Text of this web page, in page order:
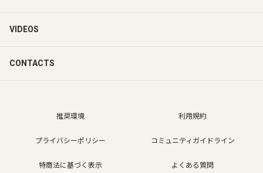
VIDEOS
CONTACTS
推奨環境 利用規約
プライバシーポリシー コミュニティガイドライン
特商法に基づく表示 よくある質問